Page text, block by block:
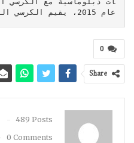
عام 2015، يقيم الكرسي الرسولي علاقات مع 180 دولة.
0
Share
489 Posts
0 Comments